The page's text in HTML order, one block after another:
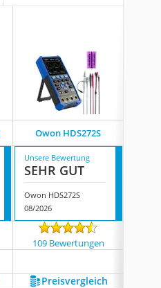
Owon HDS272S
Unsere Bewertung
SEHR GUT
Owon HDS272S
08/2026
109 Bewertungen
Preis­vergleich